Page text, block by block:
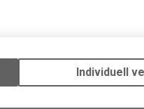
Funktionen unseres
ermöglichen. Bitte beachten
Individuell